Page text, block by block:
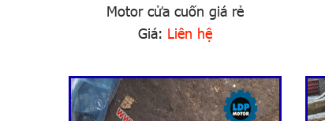
Motor cửa cuốn giá rẻ
Giá: Liên hệ